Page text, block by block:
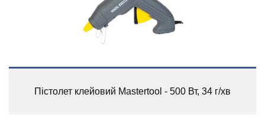
Пістолет клейовий Mastertool - 500 Вт, 34 г/хв